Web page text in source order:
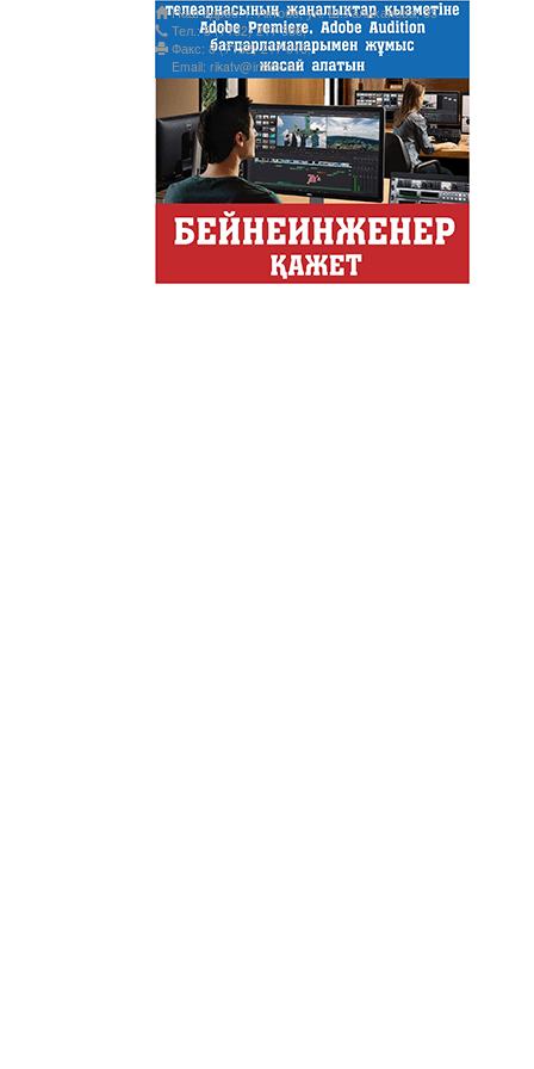
АНТИХАЙП
Хайп – это шумиха,
телезрителями и
Деловые новости
Обзор событий деловой
Казахстана.
Наш адрес: г. Актобе, ул. Ш.Уалиханова, 35
Тел.: 8 (7132) 217 366;
Факс: 8 (7132) 217 015;
Email: rikatv@inbox.ru